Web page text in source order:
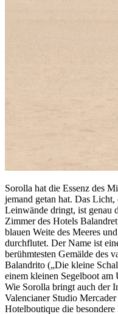
Sorolla hat die Essenz des
jemand getan hat. Das
Leinwände dringt, ist genau
Zimmer des Hotels
blauen Weite des Meeres
durchflutet. Der Name ist
berühmtesten Gemälde des
Balandrito („Die kleine
einem kleinen Segelboot am
Wie Sorolla bringt auch der
Valencianer Studio
Hotelboutique die